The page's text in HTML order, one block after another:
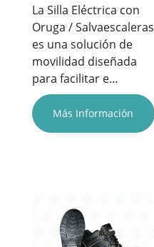
La Silla Eléctrica con
Oruga / Salvaescaleras
es una solución de
movilidad diseñada
para facilitar e…
Más Información